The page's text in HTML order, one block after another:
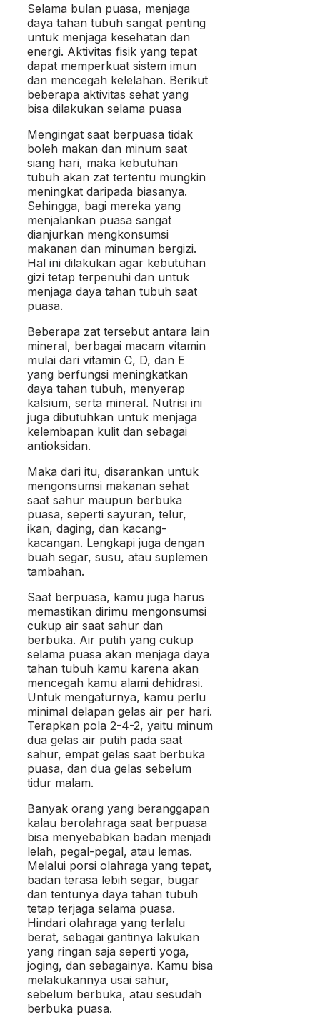
Selama bulan puasa, menjaga
daya tahan tubuh sangat penting
untuk menjaga kesehatan dan
energi. Aktivitas fisik yang tepat
dapat memperkuat sistem imun
dan mencegah kelelahan. Berikut
beberapa aktivitas sehat yang
bisa dilakukan selama puasa
Mengingat saat berpuasa tidak
boleh makan dan minum saat
siang hari, maka kebutuhan
tubuh akan zat tertentu mungkin
meningkat daripada biasanya.
Sehingga, bagi mereka yang
menjalankan puasa sangat
dianjurkan mengkonsumsi
makanan dan minuman bergizi.
Hal ini dilakukan agar kebutuhan
gizi tetap terpenuhi dan untuk
menjaga daya tahan tubuh saat
puasa.
Beberapa zat tersebut antara lain
mineral, berbagai macam vitamin
mulai dari vitamin C, D, dan E
yang berfungsi meningkatkan
daya tahan tubuh, menyerap
kalsium, serta mineral. Nutrisi ini
juga dibutuhkan untuk menjaga
kelembapan kulit dan sebagai
antioksidan.
Maka dari itu, disarankan untuk
mengonsumsi makanan sehat
saat sahur maupun berbuka
puasa, seperti sayuran, telur,
ikan, daging, dan kacang-
kacangan. Lengkapi juga dengan
buah segar, susu, atau suplemen
tambahan.
Saat berpuasa, kamu juga harus
memastikan dirimu mengonsumsi
cukup air saat sahur dan
berbuka. Air putih yang cukup
selama puasa akan menjaga daya
tahan tubuh kamu karena akan
mencegah kamu alami dehidrasi.
Untuk mengaturnya, kamu perlu
minimal delapan gelas air per hari.
Terapkan pola 2-4-2, yaitu minum
dua gelas air putih pada saat
sahur, empat gelas saat berbuka
puasa, dan dua gelas sebelum
tidur malam.
Banyak orang yang beranggapan
kalau berolahraga saat berpuasa
bisa menyebabkan badan menjadi
lelah, pegal-pegal, atau lemas.
Melalui porsi olahraga yang tepat,
badan terasa lebih segar, bugar
dan tentunya daya tahan tubuh
tetap terjaga selama puasa.
Hindari olahraga yang terlalu
berat, sebagai gantinya lakukan
yang ringan saja seperti yoga,
joging, dan sebagainya. Kamu bisa
melakukannya usai sahur,
sebelum berbuka, atau sesudah
berbuka puasa.